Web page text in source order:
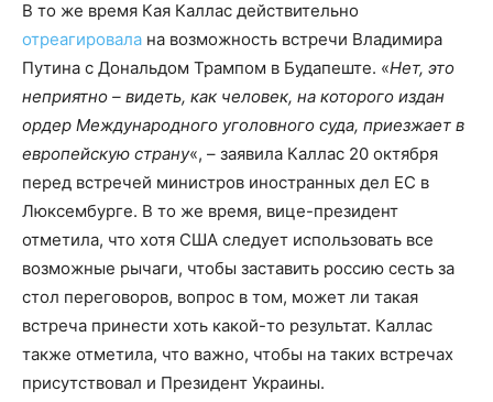
В то же время Кая Каллас действительно
отреагировала на возможность встречи Владимира
Путина с Дональдом Трампом в Будапеште. «Нет, это
неприятно – видеть, как человек, на которого издан
ордер Международного уголовного суда, приезжает в
европейскую страну«, – заявила Каллас 20 октября
перед встречей министров иностранных дел ЕС в
Люксембурге. В то же время, вице-президент
отметила, что хотя США следует использовать все
возможные рычаги, чтобы заставить россию сесть за
стол переговоров, вопрос в том, может ли такая
встреча принести хоть какой-то результат. Каллас
также отметила, что важно, чтобы на таких встречах
присутствовал и Президент Украины.